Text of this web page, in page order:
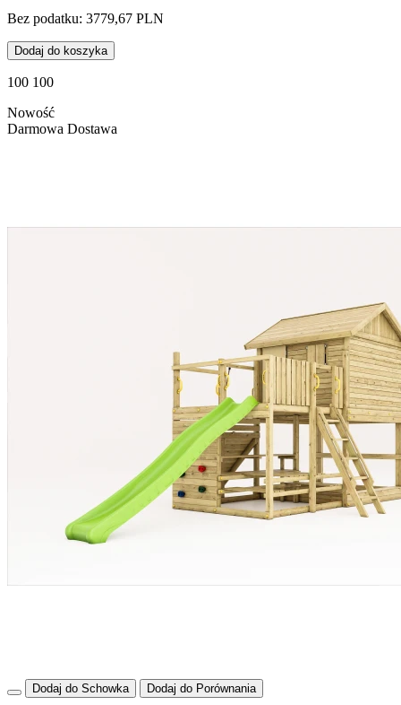
Bez podatku: 3779,67 PLN
Dodaj do koszyka
100 100
Nowość
Darmowa Dostawa
Dodaj do Schowka Dodaj do Porównania